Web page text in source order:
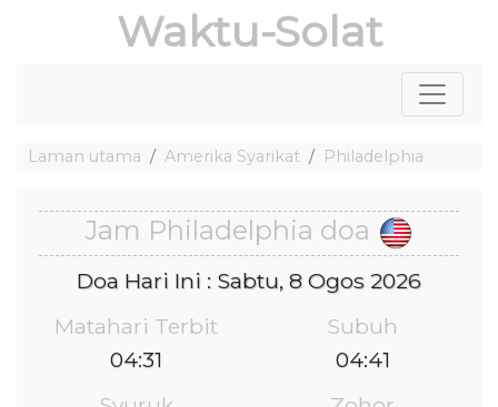
Waktu-Solat
Laman utama Amerika Syarikat Philadelphia
Jam Philadelphia doa
Doa Hari Ini : Sabtu, 8 Ogos 2026
Matahari Terbit
04:31
Subuh
04:41